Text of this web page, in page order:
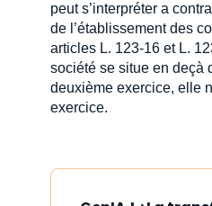
peut s’interpréter a
de l’établissement des
articles L. 123-16 et L.
société se situe en deçà
deuxième exercice, elle
exercice.